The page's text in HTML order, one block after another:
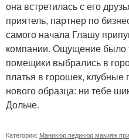
она встретилась с его
приятель, партнер по
самого начала Глашу
компании. Ощущение было
помещики выбрались в
платья в горошек, клубные
нового образца: ни тебе
Дольче.
Категории: Маникюр педикюр макияж